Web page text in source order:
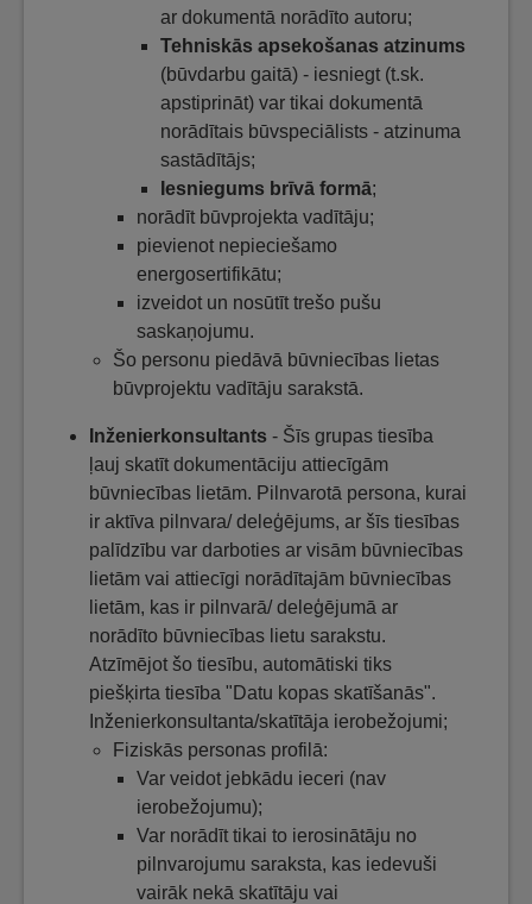
ar dokumentā norādīto autoru;
Tehniskās apsekošanas atzinums
(būvdarbu gaitā) - iesniegt (t.sk.
apstiprināt) var tikai dokumentā
norādītais būvspeciālists - atzinuma
sastādītājs;
Iesniegums brīvā formā;
norādīt būvprojekta vadītāju;
pievienot nepieciešamo
energosertifikātu;
izveidot un nosūtīt trešo pušu
saskaņojumu.
Šo personu piedāvā būvniecības lietas
būvprojektu vadītāju sarakstā.
Inženierkonsultants - Šīs grupas tiesība
ļauj skatīt dokumentāciju attiecīgām
būvniecības lietām. Pilnvarotā persona, kurai
ir aktīva pilnvara/ deleģējums, ar šīs tiesības
palīdzību var darboties ar visām būvniecības
lietām vai attiecīgi norādītajām būvniecības
lietām, kas ir pilnvarā/ deleģējumā ar
norādīto būvniecības lietu sarakstu.
Atzīmējot šo tiesību, automātiski tiks
piešķirta tiesība "Datu kopas skatīšanās".
Inženierkonsultanta/skatītāja ierobežojumi;
Fiziskās personas profilā:
Var veidot jebkādu ieceri (nav
ierobežojumu);
Var norādīt tikai to ierosinātāju no
pilnvarojumu saraksta, kas iedevuši
vairāk nekā skatītāju vai